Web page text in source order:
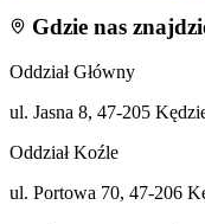
Gdzie nas
Oddział Główny
ul. Jasna 8, 47-205
Oddział Koźle
ul. Portowa 70, 47-206